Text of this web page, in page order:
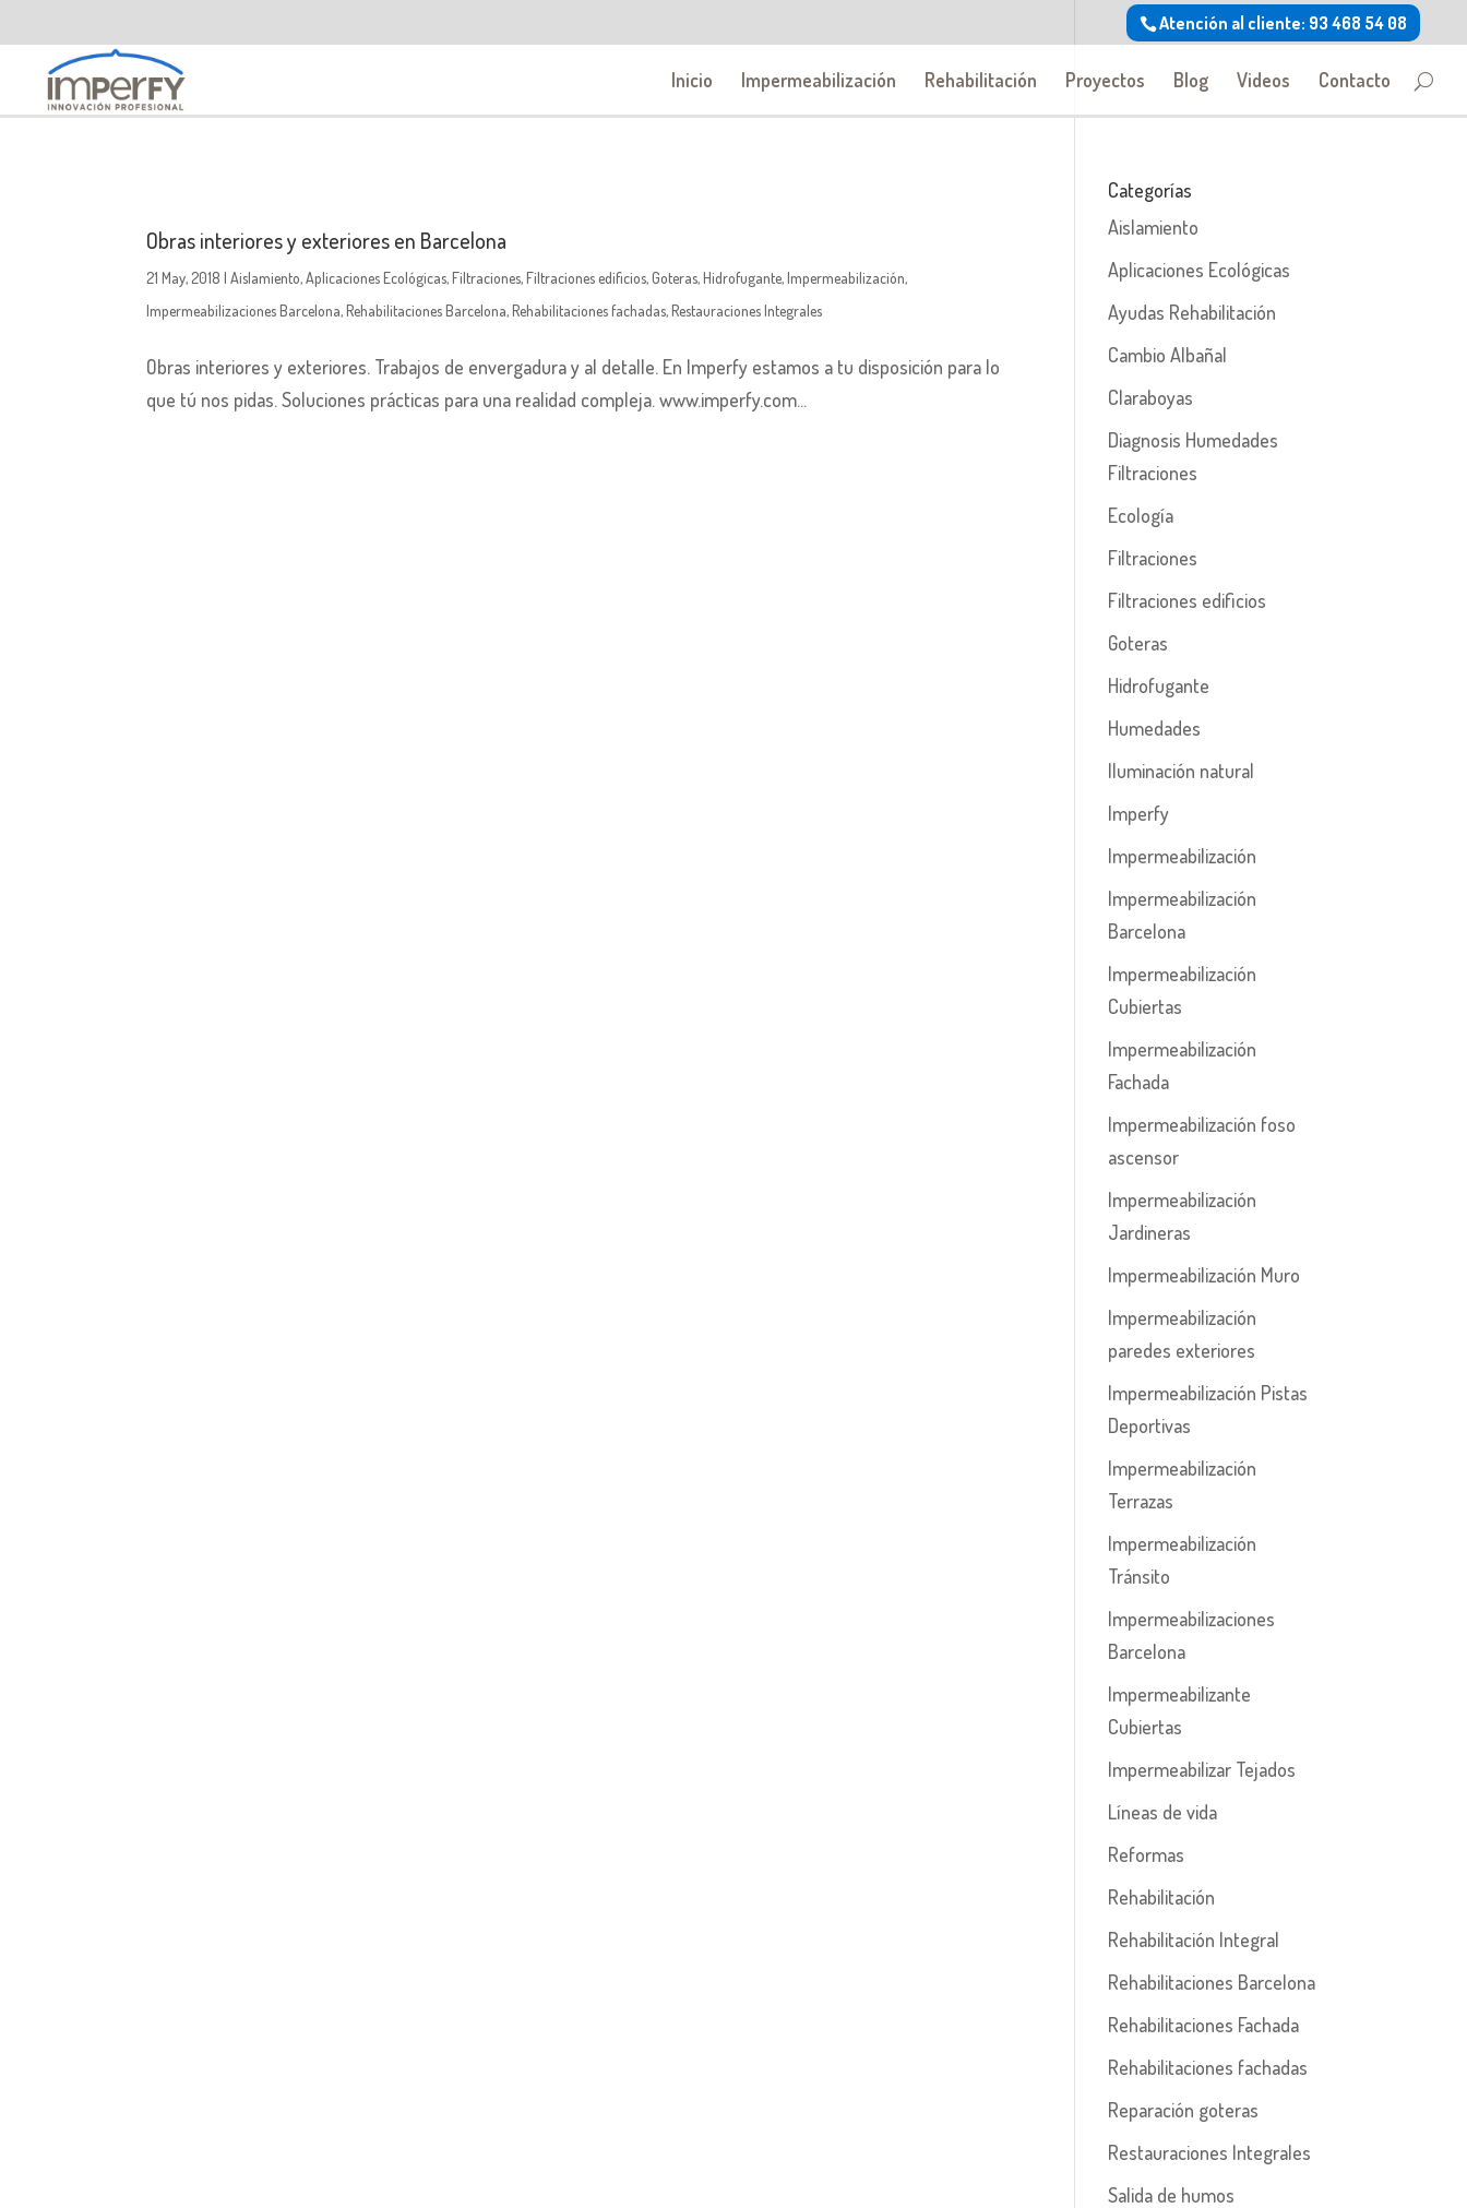
Atención al cliente: 93 468 54 08
Inicio Impermeabilización Rehabilitación Proyectos Blog Videos Contacto
Obras interiores y exteriores en Barcelona
21 May, 2018 |Aislamiento,Aplicaciones Ecológicas,Filtraciones,Filtraciones edificios,Goteras,Hidrofugante,Impermeabilización,
Impermeabilizaciones Barcelona,Rehabilitaciones Barcelona,Rehabilitaciones fachadas,Restauraciones Integrales
Obras interiores y exteriores. Trabajos de envergadura y al detalle. En Imperfy estamos a tu disposición para lo
que tú nos pidas. Soluciones prácticas para una realidad compleja. www.imperfy.com...
Categorías
Aislamiento
Aplicaciones Ecológicas
Ayudas Rehabilitación
Cambio Albañal
Claraboyas
Diagnosis Humedades
Filtraciones
Ecología
Filtraciones
Filtraciones edificios
Goteras
Hidrofugante
Humedades
Iluminación natural
Imperfy
Impermeabilización
Impermeabilización
Barcelona
Impermeabilización
Cubiertas
Impermeabilización
Fachada
Impermeabilización foso
ascensor
Impermeabilización
Jardineras
Impermeabilización Muro
Impermeabilización
paredes exteriores
Impermeabilización Pistas
Deportivas
Impermeabilización
Terrazas
Impermeabilización
Tránsito
Impermeabilizaciones
Barcelona
Impermeabilizante
Cubiertas
Impermeabilizar Tejados
Líneas de vida
Reformas
Rehabilitación
Rehabilitación Integral
Rehabilitaciones Barcelona
Rehabilitaciones Fachada
Rehabilitaciones fachadas
Reparación goteras
Restauraciones Integrales
Salida de humos